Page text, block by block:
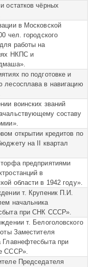
остатков чёрных
в Московской
чел. городского
работы на
НКПС и
по подготовке и
лесосплава в навигацию
воинских званий
составу
открытии кредитов по
на II квартал
предприятиями
в
области в 1942 году».
т. Крупеник П.И.
начальника
при СНК СССР».
т. Белоголовского
Заместителя
Главнефтесбыта при
СССР».
Председателя